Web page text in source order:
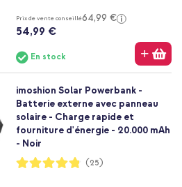
Prix de vente conseillé64,99 €
54,99 €
En stock
imoshion Solar Powerbank -
Batterie externe avec panneau
solaire - Charge rapide et
fourniture d'énergie - 20.000 mAh
- Noir
Notation:
96%
(25)